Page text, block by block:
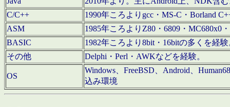
C/C++
1990年ころよりgcc・MS-C・Borland
ASM
1985年ころよりZ80・6809・MC680x0
BASIC
1982年ころより8bit・16bitの多くを経
その他
Delphi・Perl・AWKなどを経験。
OS
Windows、FreeBSD、Android、
込み環境